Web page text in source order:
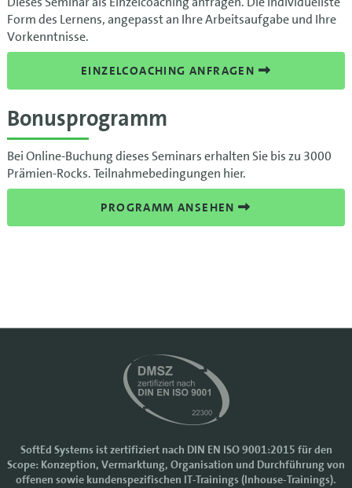
Form des Lernens, angepasst an Ihre Arbeitsaufgabe und Ihre
Vorkenntnisse.
EINZELCOACHING ANFRAGEN
Bonusprogramm
Bei Online-Buchung dieses Seminars erhalten Sie bis zu 3000
Prämien-Rocks. Teilnahmebedingungen hier.
PROGRAMM ANSEHEN
SoftEd Systems ist zertifiziert nach DIN EN ISO 9001:2015 für den
Scope: Konzeption, Vermarktung, Organisation und Durchführung von
offenen sowie kundenspezifischen IT-Trainings (Inhouse-Trainings).
Cookie-Einstellungen